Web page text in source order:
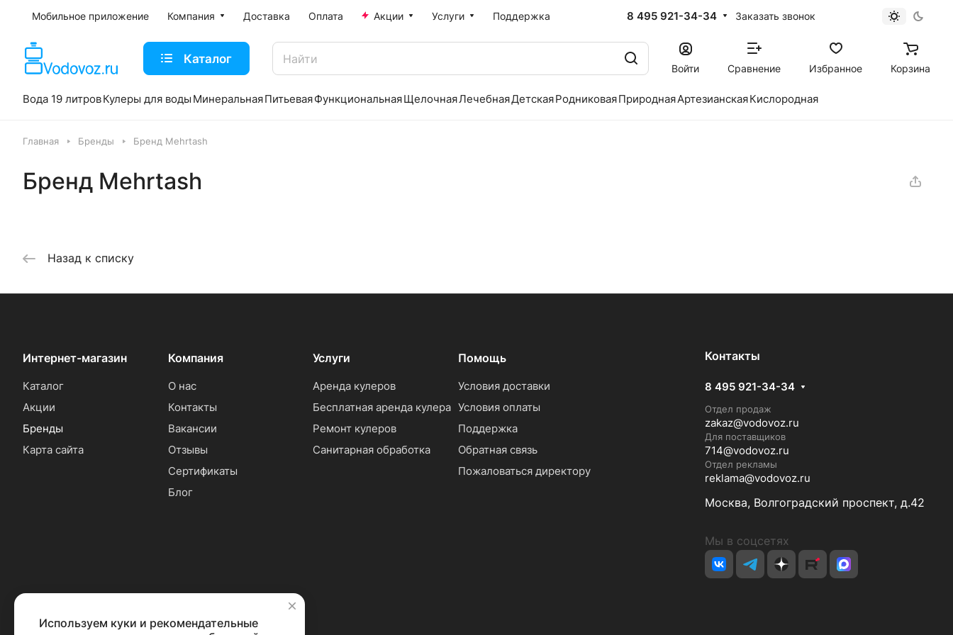
Мобильное приложение Компания Доставка Оплата Акции Услуги Поддержка 8 495 921-34-34 Заказать звонок
Каталог
Войти Сравнение Избранное Корзина
Вода 19 литровКулеры для воды МинеральнаяПитьеваяФункциональнаяЩелочнаяЛечебнаяДетскаяРодниковаяПрироднаяАртезианскаяКислородная
Главная Бренды Бренд Mehrtash
Бренд Mehrtash
Назад к списку
Интернет-магазин
Каталог
Акции
Бренды
Карта сайта
Компания
О нас
Контакты
Вакансии
Отзывы
Сертификаты
Блог
Услуги
Аренда кулеров
Бесплатная аренда кулера
Ремонт кулеров
Санитарная обработка
Помощь
Условия доставки
Условия оплаты
Поддержка
Обратная связь
Пожаловаться директору
Контакты
8 495 921-34-34
Отдел продаж
zakaz@vodovoz.ru
Для поставщиков
714@vodovoz.ru
Отдел рекламы
reklama@vodovoz.ru
Москва, Волгоградский проспект, д.42
Мы в соцсетях
✕
Используем куки и рекомендательные